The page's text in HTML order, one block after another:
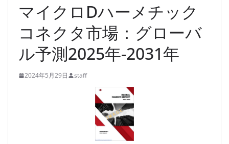
マイクロDハーメチック
コネクタ市場：グローバ
ル予測2025年-2031年
2024年5月29日 staff